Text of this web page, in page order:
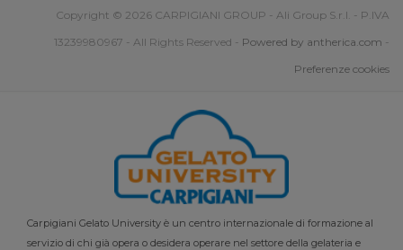
Copyright © 2026 CARPIGIANI GROUP - Ali Group S.r.l. - P.IVA
13239980967 - All Rights Reserved - Powered by antherica.com -
Preferenze cookies
Carpigiani Gelato University è un centro internazionale di formazione al
servizio di chi già opera o desidera operare nel settore della gelateria e